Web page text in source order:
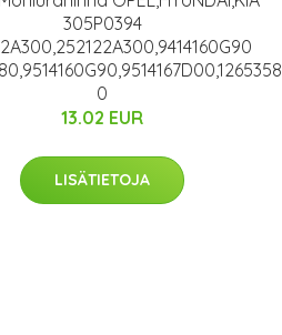
305P0394
0
13.02 EUR
LISÄTIETOJA